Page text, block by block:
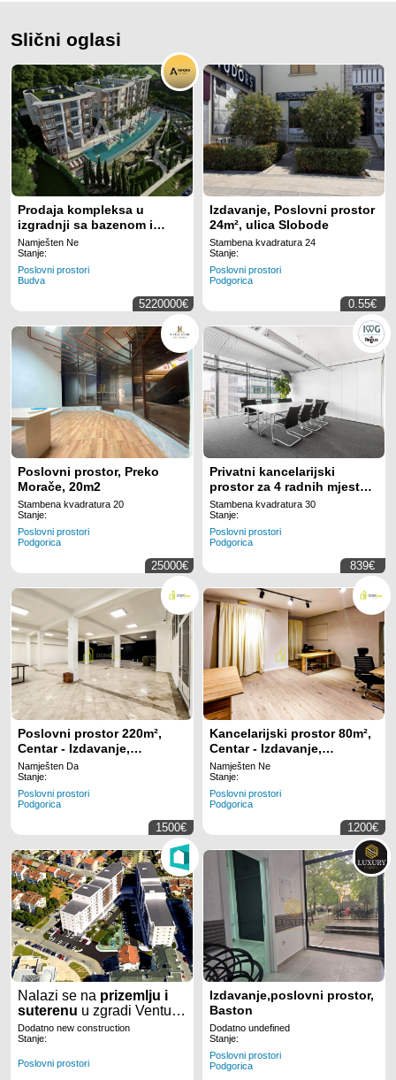
Slični oglasi
Prodaja kompleksa u
izgradnji sa bazenom i
panoramskim pogledom u
Markovićima, Budva -
3600m²
Namješten Ne
Stanje:
Poslovni prostori
Budva
5220000€
Izdavanje, Poslovni prostor
24m², ulica Slobode
Stambena kvadratura 24
Stanje:
Poslovni prostori
Podgorica
0.55€
Poslovni prostor, Preko
Morače, 20m2
Stambena kvadratura 20
Stanje:
Poslovni prostori
Podgorica
25000€
Privatni kancelarijski
prostor za 4 radnih mjesta
na lokaciji Regus Business
Tower Montenegro
Stambena kvadratura 30
Stanje:
Poslovni prostori
Podgorica
839€
Poslovni prostor 220m²,
Centar - Izdavanje,
Nenamješten, Klimatizovan
Namješten Da
Stanje:
Poslovni prostori
Podgorica
1500€
Kancelarijski prostor 80m²,
Centar - Izdavanje,
Namješten, Klimatizovan
Namješten Ne
Stanje:
Poslovni prostori
Podgorica
1200€
Nalazi se na prizemlju i
suterenu u zgradi Ventura
partners na veoma
prometnoj lokaciji, a
namjena jer se nalazi na
Dodatno new construction
Stanje:
Poslovni prostori
Izdavanje,poslovni prostor,
Baston
Dodatno undefined
Stanje:
Poslovni prostori
Podgorica